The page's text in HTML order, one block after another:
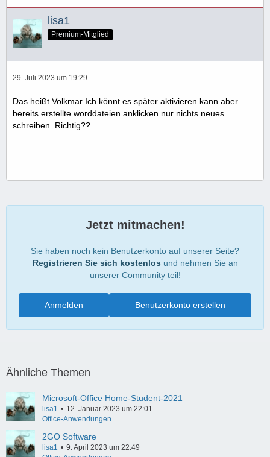
lisa1
Premium-Mitglied
29. Juli 2023 um 19:29
Das heißt Volkmar Ich könnt es später aktivieren kann aber
bereits erstellte worddateien anklicken nur nichts neues
schreiben. Richtig??
Jetzt mitmachen!
Sie haben noch kein Benutzerkonto auf unserer Seite?
Registrieren Sie sich kostenlos und nehmen Sie an
unserer Community teil!
Benutzerkonto erstellen
Anmelden
Ähnliche Themen
Microsoft-Office Home-Student-2021
lisa1
12. Januar 2023 um 22:01
Office-Anwendungen
2GO Software
lisa1
9. April 2023 um 22:49